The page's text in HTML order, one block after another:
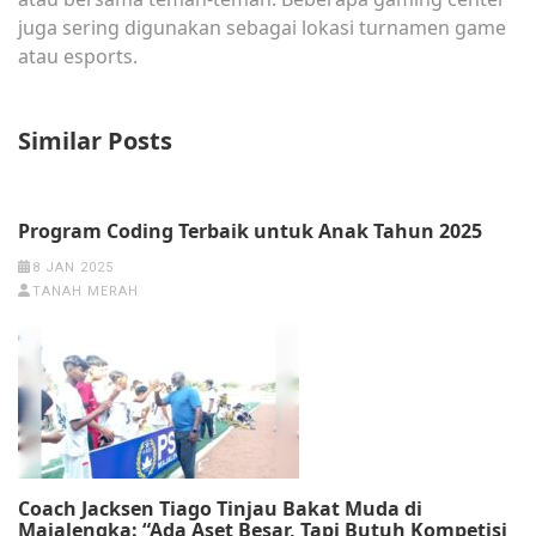
juga sering digunakan sebagai lokasi turnamen game
atau esports.
Similar Posts
Program Coding Terbaik untuk Anak Tahun 2025
8 JAN 2025
TANAH MERAH
‎Coach Jacksen Tiago Tinjau Bakat Muda di
Majalengka: “Ada Aset Besar, Tapi Butuh Kompetisi